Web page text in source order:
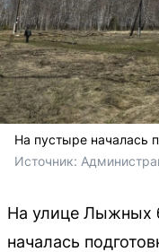
На пустыре началась
Источник:
На улице Лыжных
началась